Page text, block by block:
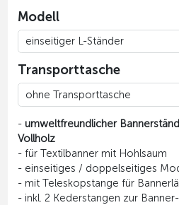
Modell
Transporttasche
- umweltfreundlicher
Vollholz
- für Textilbanner mit Hohlsaum
- einseitiges / doppelseitiges
- mit Teleskopstange für
- inkl. 2 Kederstangen zur